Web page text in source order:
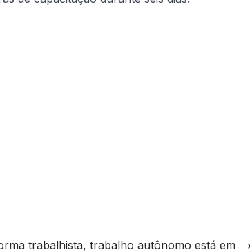
trabalhista, trabalho autônomo está em